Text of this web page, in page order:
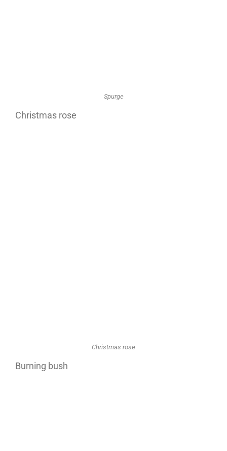
Spurge
Christmas rose
Christmas rose
Burning bush